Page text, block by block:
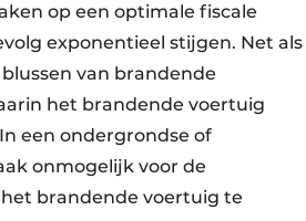
op een optimale fiscale
exponentieel stijgen. Net als
van brandende
het brandende voertuig
een ondergrondse of
onmogelijk voor de
brandende voertuig te